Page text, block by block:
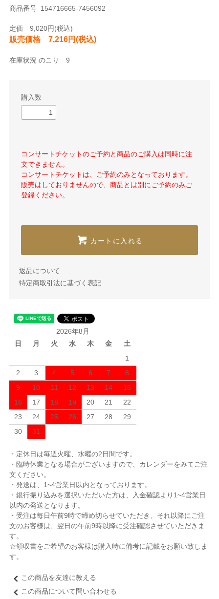
商品番号 154716665-7456092
定価 9,020円(税込)
販売価格 7,216円(税込)
在庫状況 のこり 9
購入数
コンサートチケットのご予約と商品のご購入は同時に注
文できません。
コンサートチケットは、ご予約のみとなっております。
販売はしておりませんので、商品とは別にご予約のみご
登録ください。
カートに入れる
返品について
特定商取引法に基づく表記
2026年8月
日
月 火 水 木 金
土
1
2
3 4 5 6 7
8
9
10 11 12 13 14
15
16
17 18 19 20 21
22
23
24 25 26 27 28
29
30
31
・定休日は毎週火曜、水曜の2日間です。
・臨時休業となる場合がございますので、カレンダーをみてご注
文ください。
・発送は、1~4営業日以内となっております。
・銀行振り込みを選択いただいた方は、入金確認より1~4営業日
以内の発送となります。
・受注は毎日午前9時で締め切らせていただき、それ以降にご注
文のお客様は、翌日の午前9時以降に受注確認させていただきま
す。
☆領収書をご希望のお客様は購入時に備考に記載をお願い致しま
す。
この商品を友達に教える
この商品について問い合わせる